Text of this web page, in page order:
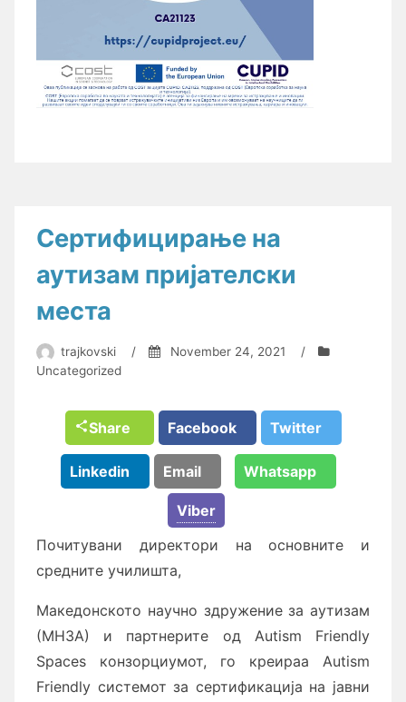
Сертифицирање на
аутизам пријателски
места
trajkovski / November 24, 2021
/
Uncategorized
Share Facebook Twitter
Linkedin Email Whatsapp
Viber
Почитувани директори на основните и
средните училишта,
Македонското научно здружение за аутизам
(МНЗА) и партнерите од Autism Friendly
Spaces конзорциумот, го креираа Autism
Friendly системот за сертификација на јавни